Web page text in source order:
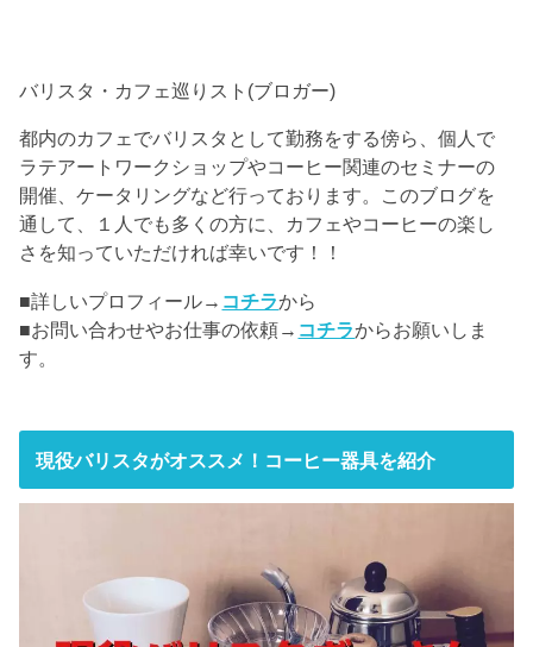
バリスタ・カフェ巡りスト(ブロガー)
都内のカフェでバリスタとして勤務をする傍ら、個人で
ラテアートワークショップやコーヒー関連のセミナーの
開催、ケータリングなど行っております。このブログを
通して、１人でも多くの方に、カフェやコーヒーの楽し
さを知っていただければ幸いです！！
■詳しいプロフィール→ コチラから
■お問い合わせやお仕事の依頼→ コチラからお願いしま
す。
現役バリスタがオススメ！コーヒー器具を紹介